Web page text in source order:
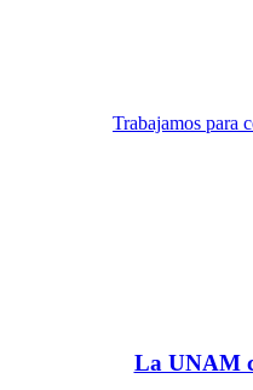
Trabajamos para
La UNAM